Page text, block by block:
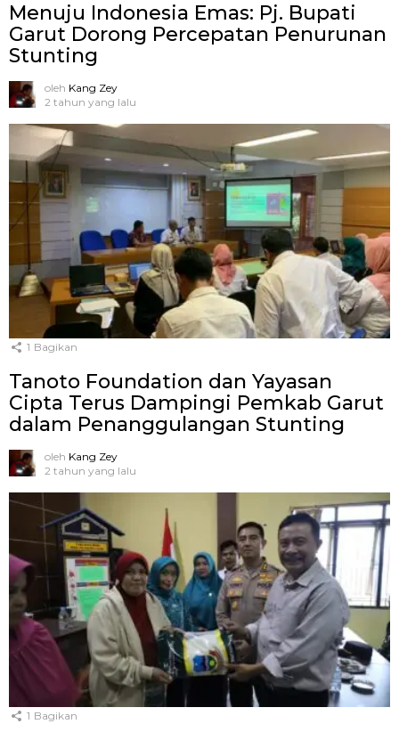
Menuju Indonesia Emas: Pj. Bupati
Garut Dorong Percepatan Penurunan
Stunting
oleh Kang Zey
2 tahun yang lalu
1 Bagikan
Tanoto Foundation dan Yayasan
Cipta Terus Dampingi Pemkab Garut
dalam Penanggulangan Stunting
oleh Kang Zey
2 tahun yang lalu
1 Bagikan